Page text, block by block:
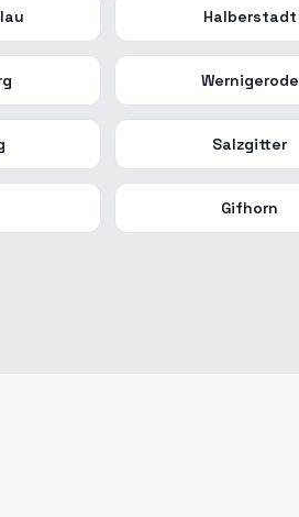
Halberstadt
Wernigerode
Salzgitter
Gifhorn